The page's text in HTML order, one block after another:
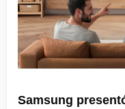
Samsung